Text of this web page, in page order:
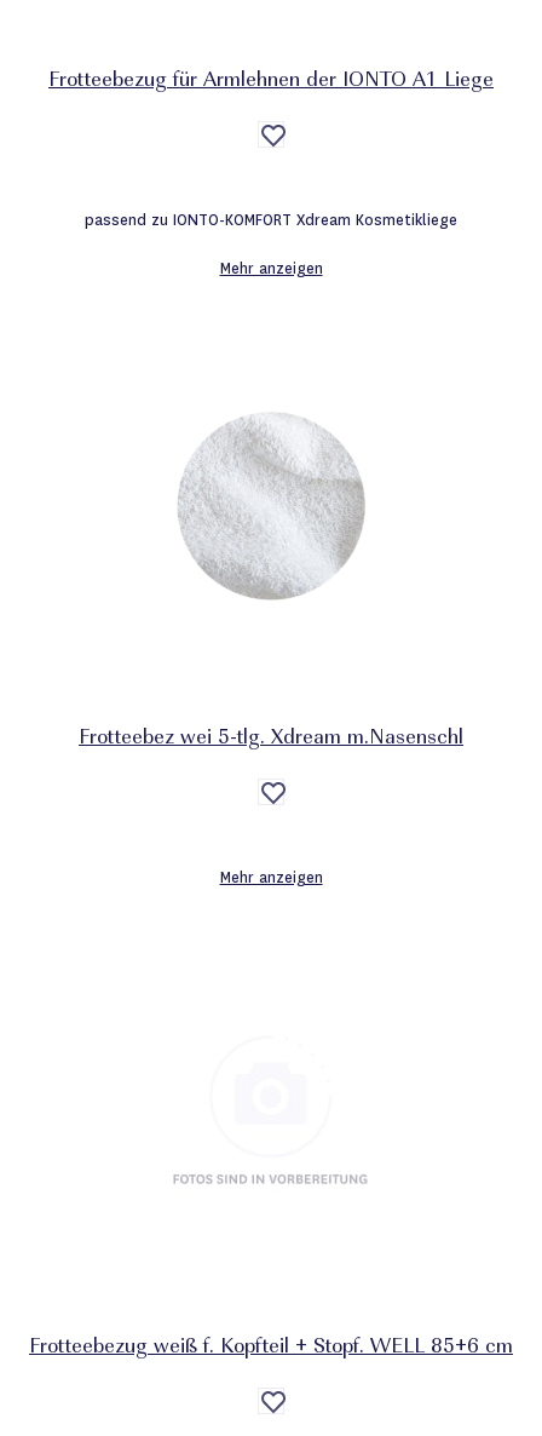
Frotteebezug für Armlehnen der IONTO A1 Liege
Auf
die
passend zu IONTO-KOMFORT Xdream Kosmetikliege
Mehr anzeigen
Frotteebez wei 5-tlg. Xdream m.Nasenschl
Auf
die
Mehr anzeigen
Frotteebezug weiß f. Kopfteil + Stopf. WELL 85+6 cm
Auf
die